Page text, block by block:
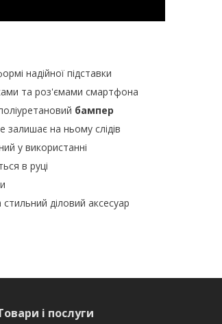
надійної підставки
та роз'ємами смартфона
бампер
на ньому слідів
у використанні
в руці
діловий аксесуар
і послуги